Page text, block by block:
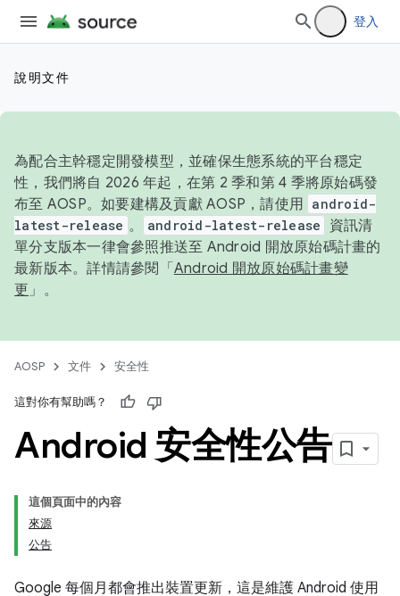
登入
說明文件
為配合主幹穩定開發模型，並確保生態系統的平台穩定
性，我們將自 2026 年起，在第 2 季和第 4 季將原始碼發
布至 AOSP。如要建構及貢獻 AOSP，請使用 android-
latest-release 。 android-latest-release
資訊清
單分支版本一律會參照推送至 Android 開放原始碼計畫的
最新版本。詳情請參閱「 Android 開放原始碼計畫變
更 」。
AOSP 文件 安全性
這對你有幫助嗎？
Android 安全性公告
這個頁面中的內容
來源
公告
Google 每個月都會推出裝置更新，這是維護 Android 使用